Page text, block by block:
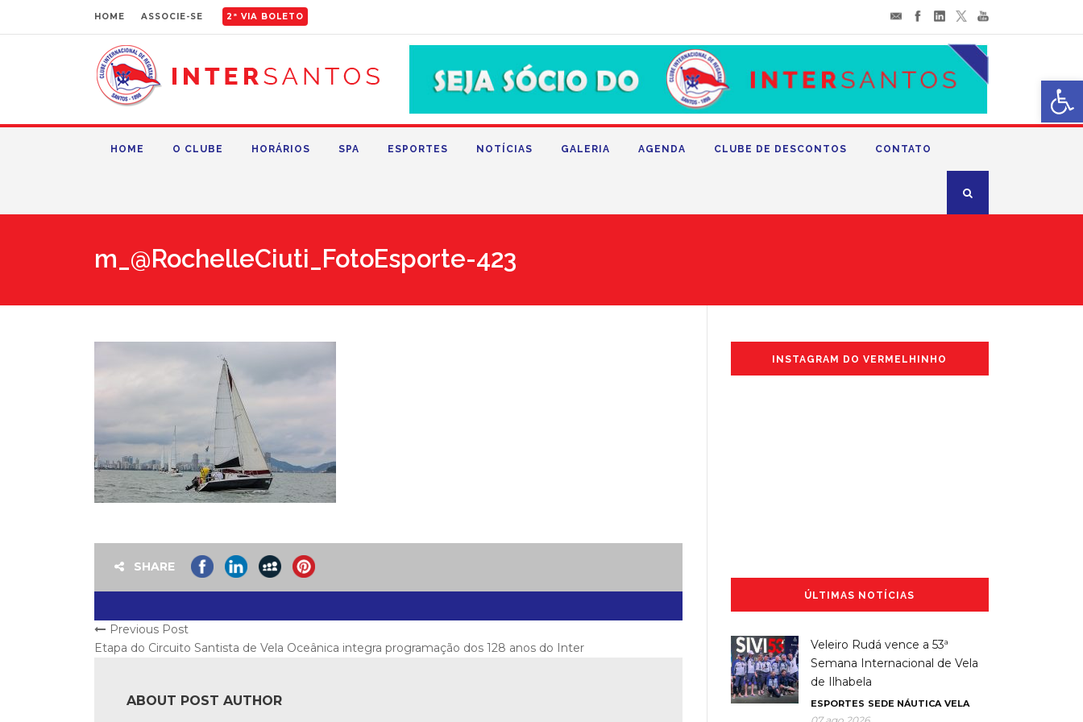
HOME ASSOCIE-SE 2ª VIA BOLETO
HOME O CLUBE HORÁRIOS SPA ESPORTES NOTÍCIAS GALERIA AGENDA CLUBE DE DESCONTOS CONTATO
m_@RochelleCiuti_FotoEsporte-423
SHARE
Previous Post
Etapa do Circuito Santista de Vela Oceânica integra programação dos 128 anos do Inter
ABOUT POST AUTHOR
INSTAGRAM DO VERMELHINHO
ÚLTIMAS NOTÍCIAS
Veleiro Rudá vence a 53ª
Semana Internacional de Vela
de Ilhabela
ESPORTES SEDE NÁUTICA VELA
Abrir